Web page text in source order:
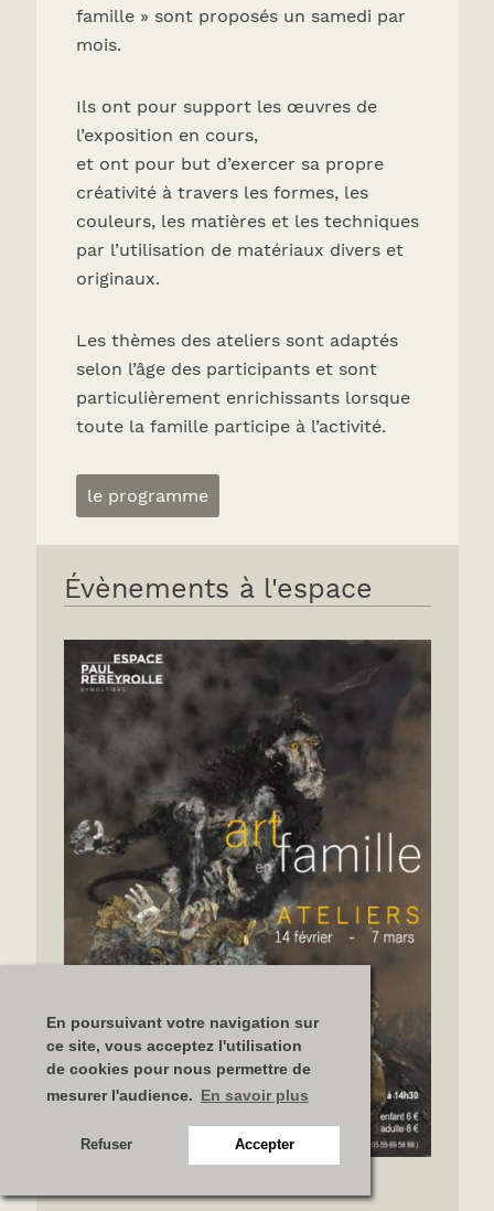
En poursuivant votre navigation sur
ce site, vous acceptez l'utilisation
de cookies pour nous permettre de
mesurer l'audience. En savoir plus
Refuser Accepter
famille » sont proposés un samedi par
mois.
Ils ont pour support les œuvres de
l’exposition en cours,
et ont pour but d’exercer sa propre
créativité à travers les formes, les
couleurs, les matières et les techniques
par l’utilisation de matériaux divers et
originaux.
Les thèmes des ateliers sont adaptés
selon l’âge des participants et sont
particulièrement enrichissants lorsque
toute la famille participe à l’activité.
le programme
Évènements à l'espace